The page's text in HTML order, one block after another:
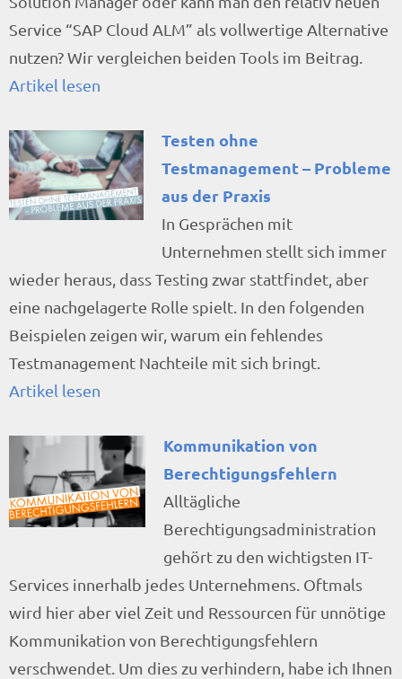
Service “SAP Cloud ALM” als vollwertige Alternative
nutzen? Wir vergleichen beiden Tools im Beitrag.
Artikel lesen
Testen ohne
Testmanagement – Probleme
aus der Praxis
In Gesprächen mit
Unternehmen stellt sich immer
wieder heraus, dass Testing zwar stattfindet, aber
eine nachgelagerte Rolle spielt. In den folgenden
Beispielen zeigen wir, warum ein fehlendes
Testmanagement Nachteile mit sich bringt.
Artikel lesen
Kommunikation von
Berechtigungsfehlern
Alltägliche
Berechtigungsadministration
gehört zu den wichtigsten IT-
Services innerhalb jedes Unternehmens. Oftmals
wird hier aber viel Zeit und Ressourcen für unnötige
Kommunikation von Berechtigungsfehlern
verschwendet. Um dies zu verhindern, habe ich Ihnen